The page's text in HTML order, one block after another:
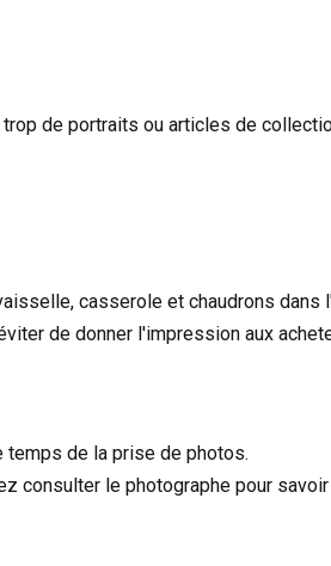
de portraits ou articles de
casserole et chaudrons
de donner l'impression aux
temps de la prise de photos.
consulter le photographe pour